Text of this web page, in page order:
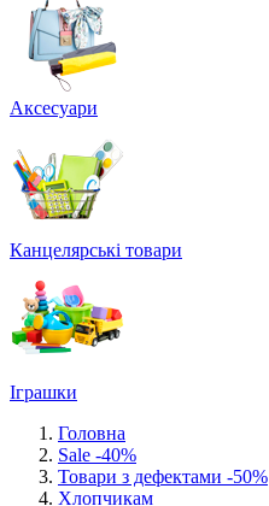
Аксесуари
Канцелярські товари
Іграшки
Головна
Sale -40%
Товари з дефектами -50%
Хлопчикам